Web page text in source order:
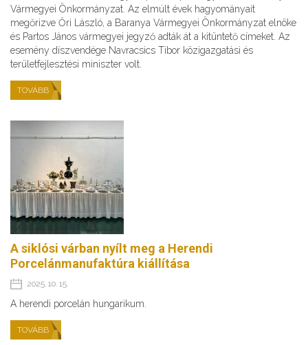
Vármegyei Önkormányzat. Az elmúlt évek hagyományait
megőrizve Őri László, a Baranya Vármegyei Önkormányzat elnöke
és Partos János vármegyei jegyző adták át a kitüntető címeket. Az
esemény díszvendége Navracsics Tibor közigazgatási és
területfejlesztési miniszter volt.
TOVÁBB
A siklósi várban nyílt meg a Herendi
Porcelánmanufaktúra kiállítása
2025. 10. 15.
A herendi porcelán hungarikum.
TOVÁBB